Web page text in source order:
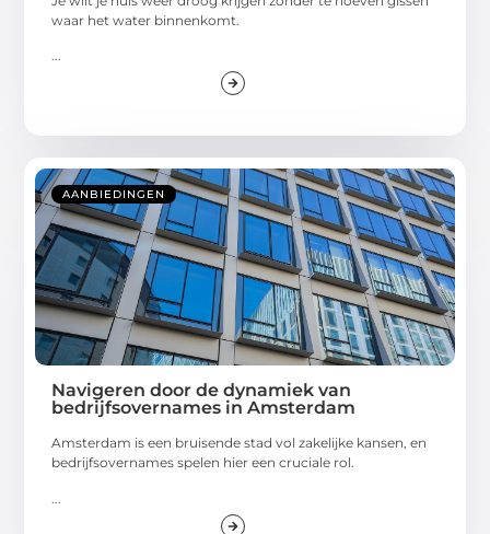
waar het water binnenkomt.
...
AANBIEDINGEN
Navigeren door de dynamiek van
bedrijfsovernames in Amsterdam
Amsterdam is een bruisende stad vol zakelijke kansen, en
bedrijfsovernames spelen hier een cruciale rol.